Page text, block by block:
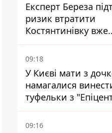
Експерт Береза
ризик втратити
Костянтинівку вже
найближчими
09:18
У Києві мати з
намагалися
туфельки з
виніс вирок
09:16